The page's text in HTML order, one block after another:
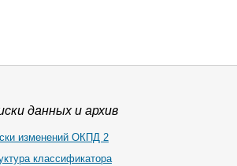
данных и архив
изменений ОКПД 2
классификатора